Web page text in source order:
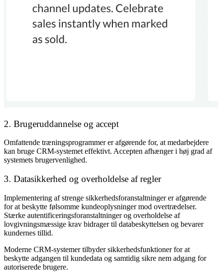
2. Brugeruddannelse og accept
Omfattende træningsprogrammer er afgørende for, at medarbejdere
kan bruge CRM-systemet effektivt. Accepten afhænger i høj grad af
systemets brugervenlighed.
3. Datasikkerhed og overholdelse af regler
Implementering af strenge sikkerhedsforanstaltninger er afgørende
for at beskytte følsomme kundeoplysninger mod overtrædelser.
Stærke autentificeringsforanstaltninger og overholdelse af
lovgivningsmæssige krav bidrager til databeskyttelsen og bevarer
kundernes tillid.
Moderne CRM-systemer tilbyder sikkerhedsfunktioner for at
beskytte adgangen til kundedata og samtidig sikre nem adgang for
autoriserede brugere.